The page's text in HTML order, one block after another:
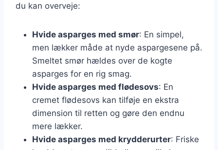
du kan overveje:
Hvide asparges med smør: En simpel,
men lækker måde at nyde aspargesene på.
Smeltet smør hældes over de kogte
asparges for en rig smag.
Hvide asparges med flødesovs: En
cremet flødesovs kan tilføje en ekstra
dimension til retten og gøre den endnu
mere lækker.
Hvide asparges med krydderurter: Friske